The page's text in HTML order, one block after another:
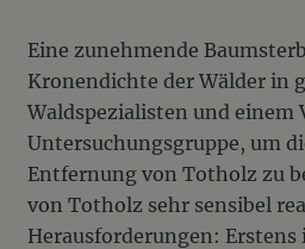
Eine zunehmende
Kronendichte der Wälder in
Waldspezialisten und
Untersuchungsgruppe, um
Entfernung von Totholz zu
von Totholz sehr sensibel
Herausforderungen: